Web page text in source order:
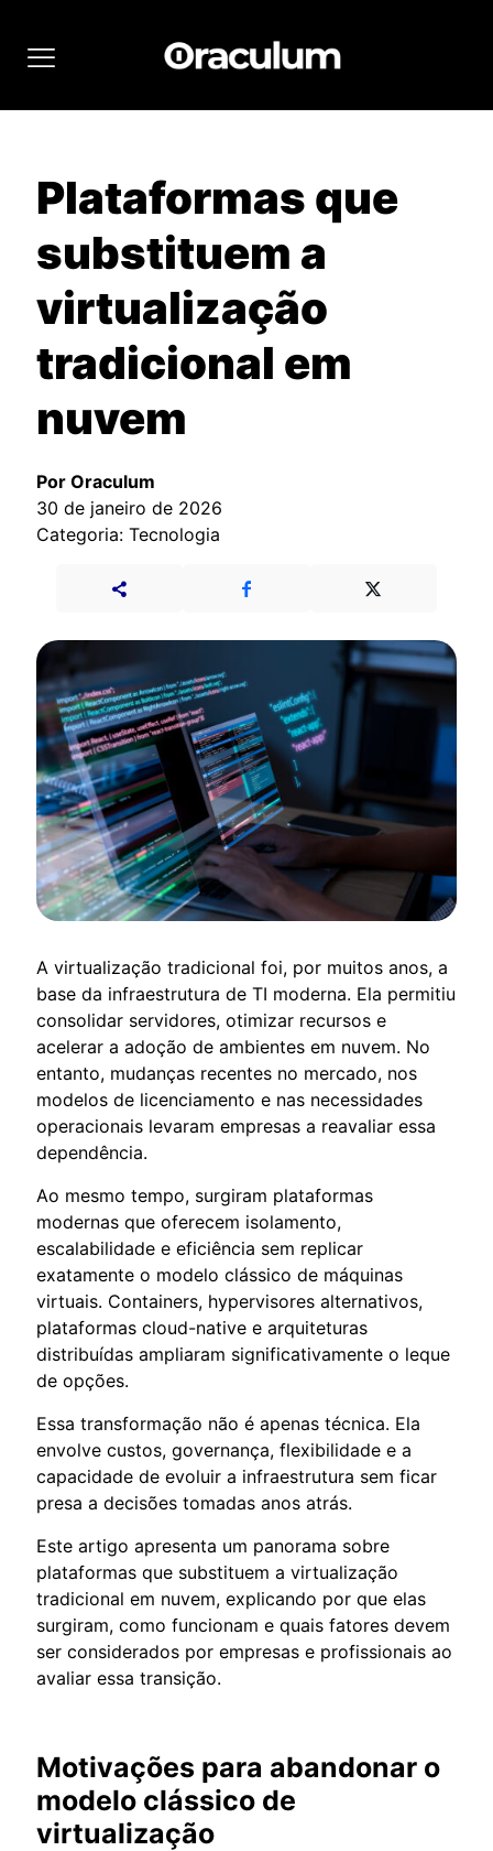
Plataformas que
substituem a
virtualização
tradicional em
nuvem
Por Oraculum
30 de janeiro de 2026
Categoria: Tecnologia
A virtualização tradicional foi, por muitos anos, a
base da infraestrutura de TI moderna. Ela permitiu
consolidar servidores, otimizar recursos e
acelerar a adoção de ambientes em nuvem. No
entanto, mudanças recentes no mercado, nos
modelos de licenciamento e nas necessidades
operacionais levaram empresas a reavaliar essa
dependência.
Ao mesmo tempo, surgiram plataformas
modernas que oferecem isolamento,
escalabilidade e eficiência sem replicar
exatamente o modelo clássico de máquinas
virtuais. Containers, hypervisores alternativos,
plataformas cloud-native e arquiteturas
distribuídas ampliaram significativamente o leque
de opções.
Essa transformação não é apenas técnica. Ela
envolve custos, governança, flexibilidade e a
capacidade de evoluir a infraestrutura sem ficar
presa a decisões tomadas anos atrás.
Este artigo apresenta um panorama sobre
plataformas que substituem a virtualização
tradicional em nuvem, explicando por que elas
surgiram, como funcionam e quais fatores devem
ser considerados por empresas e profissionais ao
avaliar essa transição.
Motivações para abandonar o
modelo clássico de
virtualização